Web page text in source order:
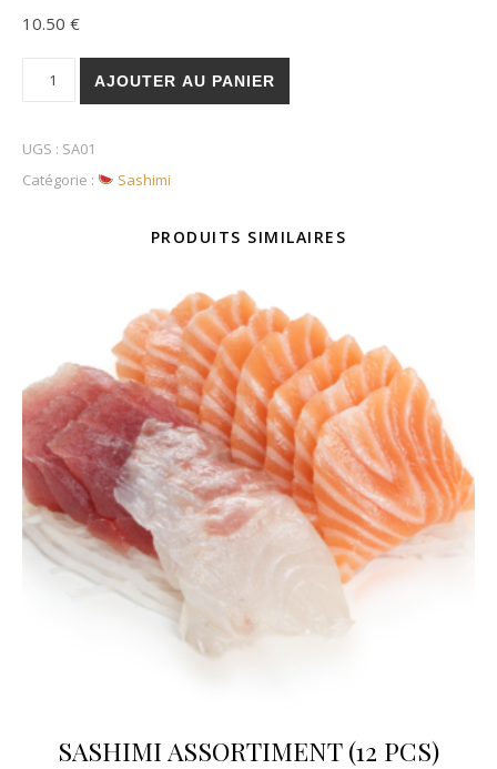
10.50 €
AJOUTER AU PANIER
UGS : SA01
Catégorie :
Sashimi
PRODUITS SIMILAIRES
SASHIMI ASSORTIMENT (12 PCS)